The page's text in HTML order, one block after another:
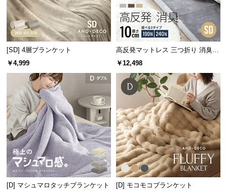
ブ
グ
情
報
[SD] 4層ブランケット
￥4,999
高反発マットレス 三つ折り 消臭
スタンダード 厚さ10cm SD
￥12,498
[D] マシュマロタッチブランケット
[D] モコモコブランケット